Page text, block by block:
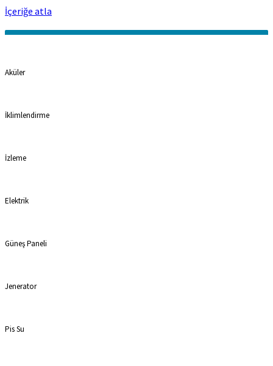
İçeriğe atla
Aküler
İklimlendirme
İzleme
Elektrik
Güneş Paneli
Jenerator
Pis Su